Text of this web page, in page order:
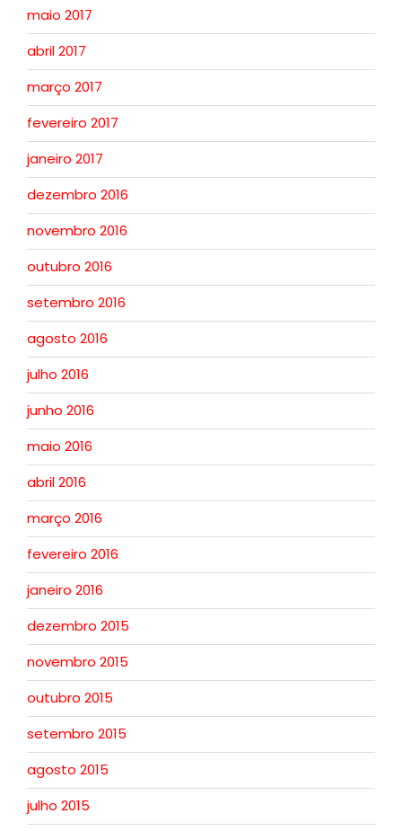
maio 2017
abril 2017
março 2017
fevereiro 2017
janeiro 2017
dezembro 2016
novembro 2016
outubro 2016
setembro 2016
agosto 2016
julho 2016
junho 2016
maio 2016
abril 2016
março 2016
fevereiro 2016
janeiro 2016
dezembro 2015
novembro 2015
outubro 2015
setembro 2015
agosto 2015
julho 2015